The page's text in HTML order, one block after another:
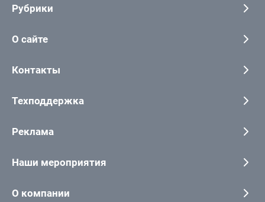
Рубрики
О сайте
Контакты
Техподдержка
Реклама
Наши мероприятия
О компании